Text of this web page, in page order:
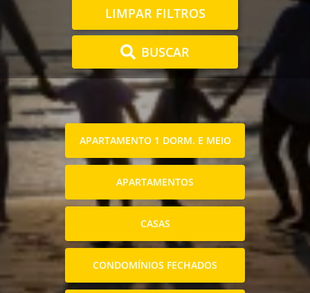
LIMPAR FILTROS
BUSCAR
APARTAMENTO 1 DORM. E MEIO
APARTAMENTOS
CASAS
CONDOMÍNIOS FECHADOS